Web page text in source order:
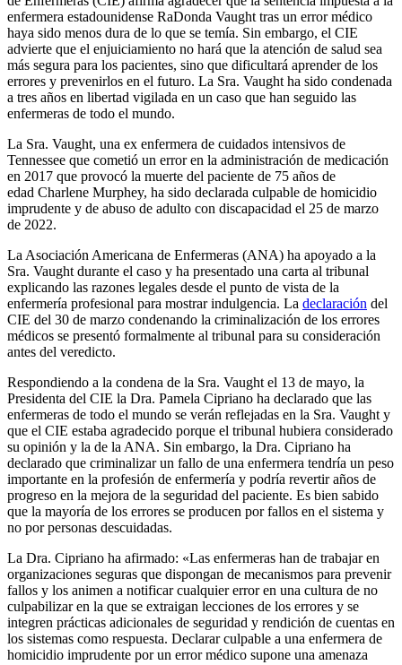
enfermera estadounidense RaDonda Vaught tras un error médico
haya sido menos dura de lo que se temía. Sin embargo, el CIE
advierte que el enjuiciamiento no hará que la atención de salud sea
más segura para los pacientes, sino que dificultará aprender de los
errores y prevenirlos en el futuro. La Sra. Vaught ha sido condenada
a tres años en libertad vigilada en un caso que han seguido las
enfermeras de todo el mundo.
La Sra. Vaught, una ex enfermera de cuidados intensivos de
Tennessee que cometió un error en la administración de medicación
en 2017 que provocó la muerte del paciente de 75 años de
edad Charlene Murphey, ha sido declarada culpable de homicidio
imprudente y de abuso de adulto con discapacidad el 25 de marzo
de 2022.
La Asociación Americana de Enfermeras (ANA) ha apoyado a la
Sra. Vaught durante el caso y ha presentado una carta al tribunal
explicando las razones legales desde el punto de vista de la
enfermería profesional para mostrar indulgencia. La declaración del
CIE del 30 de marzo condenando la criminalización de los errores
médicos se presentó formalmente al tribunal para su consideración
antes del veredicto.
Respondiendo a la condena de la Sra. Vaught el 13 de mayo, la
Presidenta del CIE la Dra. Pamela Cipriano ha declarado que las
enfermeras de todo el mundo se verán reflejadas en la Sra. Vaught y
que el CIE estaba agradecido porque el tribunal hubiera considerado
su opinión y la de la ANA. Sin embargo, la Dra. Cipriano ha
declarado que criminalizar un fallo de una enfermera tendría un peso
importante en la profesión de enfermería y podría revertir años de
progreso en la mejora de la seguridad del paciente. Es bien sabido
que la mayoría de los errores se producen por fallos en el sistema y
no por personas descuidadas.
La Dra. Cipriano ha afirmado: «Las enfermeras han de trabajar en
organizaciones seguras que dispongan de mecanismos para prevenir
fallos y los animen a notificar cualquier error en una cultura de no
culpabilizar en la que se extraigan lecciones de los errores y se
integren prácticas adicionales de seguridad y rendición de cuentas en
los sistemas como respuesta. Declarar culpable a una enfermera de
homicidio imprudente por un error médico supone una amenaza